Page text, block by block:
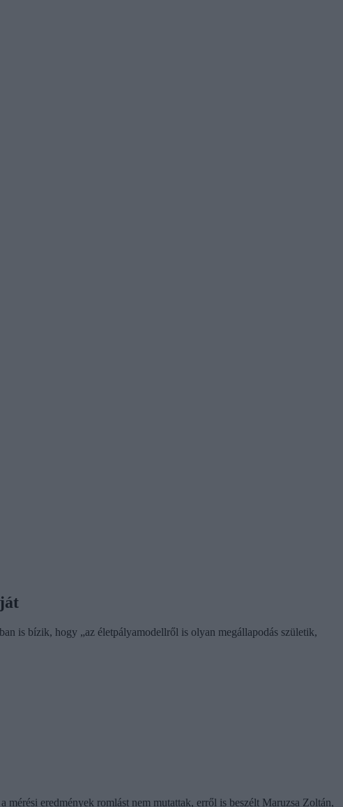
is bízik, hogy „az életpályamodellről is olyan megállapodás születik,
eredmények romlást nem mutattak, erről is beszélt Maruzsa Zoltán,